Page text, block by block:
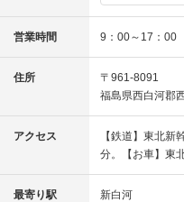
営業時間 9：00～17：00
住所
〒961-8091
福島県西白河郡
アクセス
【鉄道】東北
分。【お車】東
最寄り駅 新白河